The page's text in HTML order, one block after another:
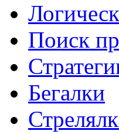
Поиск
Бегалки